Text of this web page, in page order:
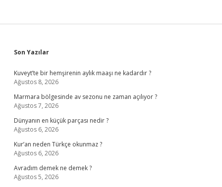
Sidebar
Son Yazılar
Kuveyt’te bir hemşirenin aylık maaşı ne kadardır ?
Ağustos 8, 2026
Marmara bölgesinde av sezonu ne zaman açılıyor ?
Ağustos 7, 2026
Dünyanın en küçük parçası nedir ?
Ağustos 6, 2026
Kur’an neden Türkçe okunmaz ?
Ağustos 6, 2026
Avradım demek ne demek ?
Ağustos 5, 2026